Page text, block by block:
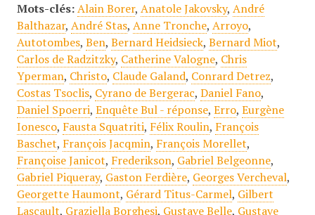
Mots-clés: Alain Borer, Anatole Jakovsky, André
Balthazar, André Stas, Anne Tronche, Arroyo,
Autotombes, Ben, Bernard Heidsieck, Bernard Miot,
Carlos de Radzitzky, Catherine Valogne, Chris
Yperman, Christo, Claude Galand, Conrard Detrez,
Costas Tsoclis, Cyrano de Bergerac, Daniel Fano,
Daniel Spoerri, Enquête Bul - réponse, Erro, Eurgène
Ionesco, Fausta Squatriti, Félix Roulin, François
Baschet, François Jacqmin, François Morellet,
Françoise Janicot, Frederikson, Gabriel Belgeonne,
Gabriel Piqueray, Gaston Ferdière, Georges Vercheval,
Georgette Haumont, Gérard Titus-Carmel, Gilbert
Lascault, Graziella Borghesi, Gustave Belle, Gustave